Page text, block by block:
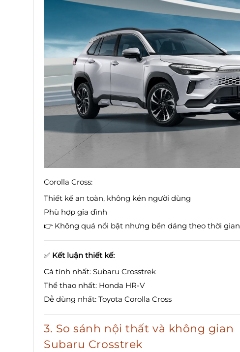
Corolla Cross:
Thiết kế an toàn, không kén người dùng
Phù hợp gia đình
👉 Không quá nổi bật nhưng bền dáng theo thời gian
✅ Kết luận thiết kế:
Cá tính nhất: Subaru Crosstrek
Thể thao nhất: Honda HR-V
Dễ dùng nhất: Toyota Corolla Cross
3. So sánh nội thất và không gian
Subaru Crosstrek